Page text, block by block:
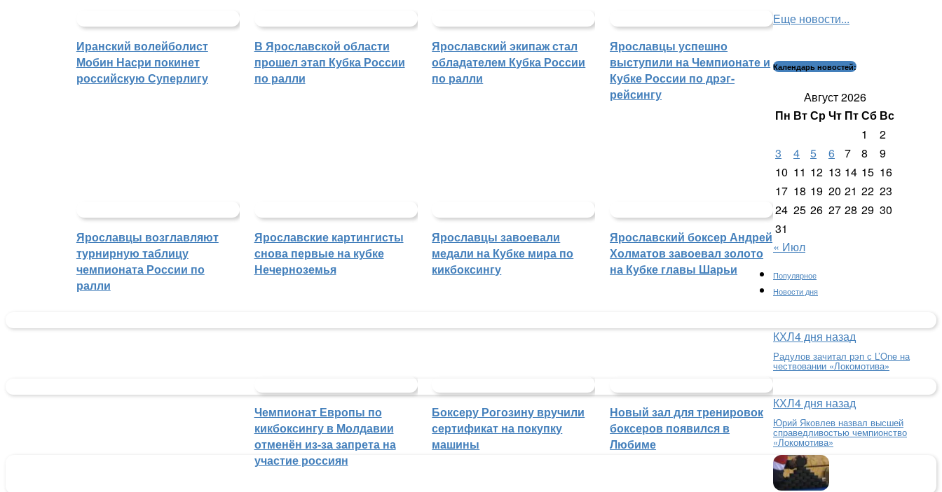
Иранский волейболист
Мобин Насри покинет
российскую Суперлигу
В Ярославской области
прошел этап Кубка России
по ралли
Ярославский экипаж стал
обладателем Кубка России
по ралли
Ярославцы успешно
выступили на Чемпионате и
Кубке России по дрэг-
рейсингу
Ярославцы возглавляют
турнирную таблицу
чемпионата России по
ралли
Ярославские картингисты
снова первые на кубке
Нечерноземья
Ярославцы завоевали
медали на Кубке мира по
кикбоксингу
Ярославский боксер Андрей
Холматов завоевал золото
на Кубке главы Шарьи
Чемпионат Европы по
кикбоксингу в Молдавии
отменён из-за запрета на
участие россиян
Боксеру Рогозину вручили
сертификат на покупку
машины
Новый зал для тренировок
боксеров появился в
Любиме
Еще новости...
Календарь новостей:
Август 2026
Пн ВтСрЧт ПтСб Вс
1
2
3
4 5 6 7 8
9
10 11 12 13 14 15 16
17 18 19 20 21 22 23
24 25 26 27 28 29 30
31
« Июл
Популярное
Новости дня
КХЛ4 дня назад
Радулов зачитал рэп с L’One на
чествовании «Локомотива»
КХЛ4 дня назад
Юрий Яковлев назвал высшей
справедливостью чемпионство
«Локомотива»